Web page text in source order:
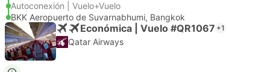
Autoconexión | Vuelo+Vuelo
BKK Aeropuerto de Suvarnabhumi, Bangkok
Económica | Vuelo #QR1067 +1
Qatar Airways